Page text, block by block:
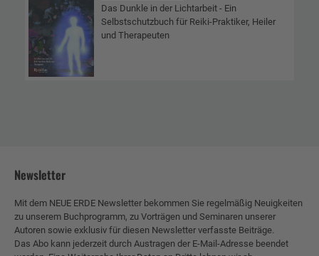
Das Dunkle in der Lichtarbeit - Ein
Selbstschutzbuch für Reiki-Praktiker, Heiler
und Therapeuten
Newsletter
Mit dem NEUE ERDE Newsletter bekommen Sie regelmäßig Neuigkeiten
zu unserem Buchprogramm, zu Vorträgen und Seminaren unserer
Autoren sowie exklusiv für diesen Newsletter verfasste Beiträge.
Das Abo kann jederzeit durch Austragen der E-Mail-Adresse beendet